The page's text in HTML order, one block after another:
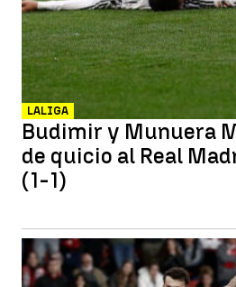
LALIGA
Budimir y Munuera
de quicio al Real
(1-1)